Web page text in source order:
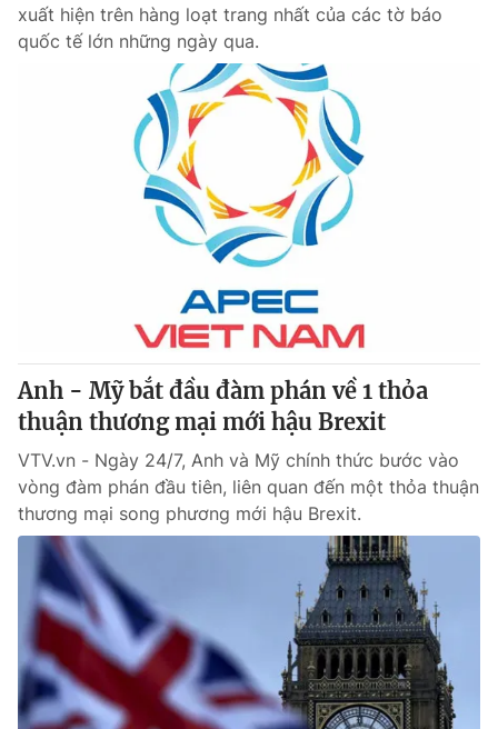
xuất hiện trên hàng loạt trang nhất của các tờ báo
quốc tế lớn những ngày qua.
Anh - Mỹ bắt đầu đàm phán về 1 thỏa
thuận thương mại mới hậu Brexit
VTV.vn - Ngày 24/7, Anh và Mỹ chính thức bước vào
vòng đàm phán đầu tiên, liên quan đến một thỏa thuận
thương mại song phương mới hậu Brexit.